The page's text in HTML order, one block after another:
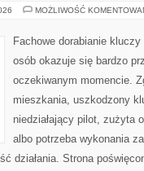
MOŻLIWOŚĆ
Fachowe dorabianie
osób okazuje się bardzo
oczekiwanym momencie.
mieszkania, uszkodzony
niedziałający pilot, zużyta
albo potrzeba wykonania
działania. Strona